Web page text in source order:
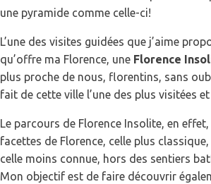
une pyramide comme celle-ci!
L’une des visites guidées que j’aime
qu’offre ma Florence, une Florence
plus proche de nous, florentins, sans
fait de cette ville l’une des plus visitées
Le parcours de Florence Insolite, en
facettes de Florence, celle plus
celle moins connue, hors des sentiers
Mon objectif est de faire découvrir